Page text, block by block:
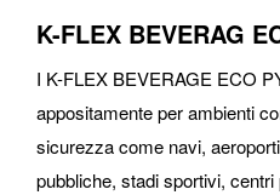
K-FLEX BEVERAG
I K-FLEX BEVERAGE ECO
appositamente per ambienti
sicurezza come navi,
pubbliche, stadi sportivi,